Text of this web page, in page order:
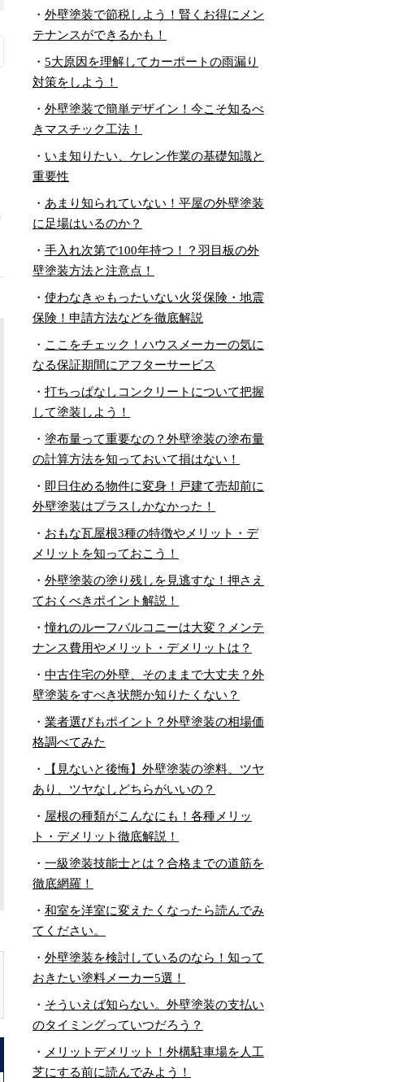
・ 外壁塗装で節税しよう！賢くお得にメン
テナンスができるかも！
・ 5大原因を理解してカーポートの雨漏り
対策をしよう！
・ 外壁塗装で簡単デザイン！今こそ知るべ
きマスチック工法！
・ いま知りたい、ケレン作業の基礎知識と
重要性
・ あまり知られていない！平屋の外壁塗装
に足場はいるのか？
・ 手入れ次第で100年持つ！？羽目板の外
壁塗装方法と注意点！
・ 使わなきゃもったいない火災保険・地震
保険！申請方法などを徹底解説
・ ここをチェック！ハウスメーカーの気に
なる保証期間にアフターサービス
・ 打ちっぱなしコンクリートについて把握
して塗装しよう！
・ 塗布量って重要なの？外壁塗装の塗布量
の計算方法を知っておいて損はない！
・ 即日住める物件に変身！戸建て売却前に
外壁塗装はプラスしかなかった！
・ おもな瓦屋根3種の特徴やメリット・デ
メリットを知っておこう！
・ 外壁塗装の塗り残しを見逃すな！押さえ
ておくべきポイント解説！
・憧れのルーフバルコニーは大変？メンテ
ナンス費用やメリット・デメリットは？
・ 中古住宅の外壁、そのままで大丈夫？外
壁塗装をすべき状態か知りたくない？
・ 業者選びもポイント？外壁塗装の相場価
格調べてみた
・
【見ないと後悔】外壁塗装の塗料、ツヤ
あり、ツヤなしどちらがいいの？
・ 屋根の種類がこんなにも！各種メリッ
ト・デメリット徹底解説！
・ 一級塗装技能士とは？合格までの道筋を
徹底網羅！
・ 和室を洋室に変えたくなったら読んでみ
てください。
・ 外壁塗装を検討しているのなら！知って
おきたい塗料メーカー5選！
・ そういえば知らない。外壁塗装の支払い
のタイミングっていつだろう？
・ メリットデメリット！外構駐車場を人工
芝にする前に読んでみよう！